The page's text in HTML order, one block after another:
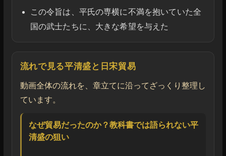
この令旨は、平氏の専横に不満を抱いていた全
国の武士たちに、大きな希望を与えた
流れで見る平清盛と日宋貿易
動画全体の流れを、章立てに沿ってざっくり整理し
ています。
なぜ貿易だったのか？教科書では語られない平
清盛の狙い